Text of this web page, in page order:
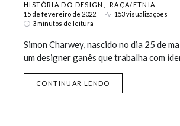
HISTÓRIA DO DESIGN
RAÇA/ETNIA
15 de fevereiro de 2022
153 visualizações
3 minutos de leitura
Simon Charwey, nascido no dia 25 de
um designer ganês que trabalha com
CONTINUAR LENDO